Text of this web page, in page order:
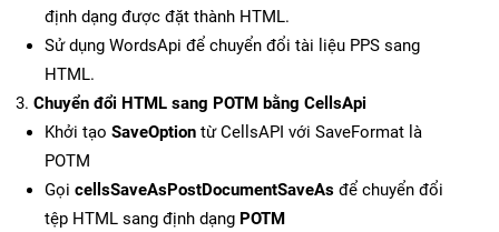
định dạng được đặt thành HTML.
Sử dụng WordsApi để chuyển đổi tài liệu PPS sang
HTML.
Chuyển đổi HTML sang POTM bằng CellsApi
Khởi tạo SaveOption từ CellsAPI với SaveFormat là
POTM
Gọi cellsSaveAsPostDocumentSaveAs để chuyển đổi
tệp HTML sang định dạng POTM